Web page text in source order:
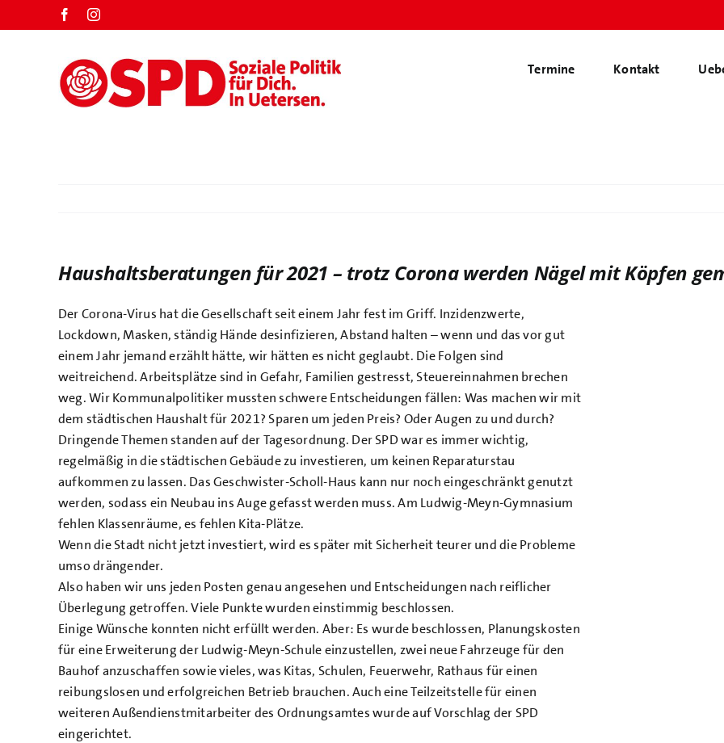
Inhalt
FacebookInstagram
Termine Kontakt
Haushaltsberatungen für 2021 – trotz Corona werden Nägel mit Köpfen
Der Corona-Virus hat die Gesellschaft seit einem Jahr fest im Griff. Inzidenzwerte,
Lockdown, Masken, ständig Hände desinfizieren, Abstand halten – wenn und das vor gut
einem Jahr jemand erzählt hätte, wir hätten es nicht geglaubt. Die Folgen sind
weitreichend. Arbeitsplätze sind in Gefahr, Familien gestresst, Steuereinnahmen brechen
weg. Wir Kommunalpolitiker mussten schwere Entscheidungen fällen: Was machen wir mit
dem städtischen Haushalt für 2021? Sparen um jeden Preis? Oder Augen zu und durch?
Dringende Themen standen auf der Tagesordnung. Der SPD war es immer wichtig,
regelmäßig in die städtischen Gebäude zu investieren, um keinen Reparaturstau
aufkommen zu lassen. Das Geschwister-Scholl-Haus kann nur noch eingeschränkt genutzt
werden, sodass ein Neubau ins Auge gefasst werden muss. Am Ludwig-Meyn-Gymnasium
fehlen Klassenräume, es fehlen Kita-Plätze.
Wenn die Stadt nicht jetzt investiert, wird es später mit Sicherheit teurer und die Probleme
umso drängender.
Also haben wir uns jeden Posten genau angesehen und Entscheidungen nach reiflicher
Überlegung getroffen. Viele Punkte wurden einstimmig beschlossen.
Einige Wünsche konnten nicht erfüllt werden. Aber: Es wurde beschlossen, Planungskosten
für eine Erweiterung der Ludwig-Meyn-Schule einzustellen, zwei neue Fahrzeuge für den
Bauhof anzuschaffen sowie vieles, was Kitas, Schulen, Feuerwehr, Rathaus für einen
reibungslosen und erfolgreichen Betrieb brauchen. Auch eine Teilzeitstelle für einen
weiteren Außendienstmitarbeiter des Ordnungsamtes wurde auf Vorschlag der SPD
eingerichtet.